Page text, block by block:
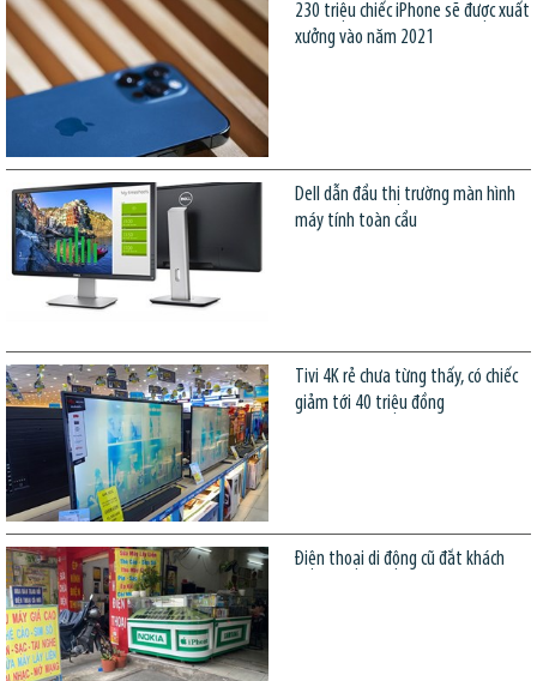
230 triệu chiếc iPhone sẽ được xuất
xưởng vào năm 2021
Dell dẫn đầu thị trường màn hình
máy tính toàn cầu
Tivi 4K rẻ chưa từng thấy, có chiếc
giảm tới 40 triệu đồng
Điện thoại di động cũ đắt khách